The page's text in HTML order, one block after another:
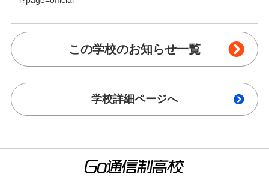
この学校のお知らせ一覧
学校詳細ページへ